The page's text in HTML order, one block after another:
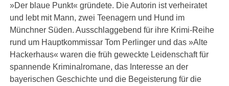
»Der blaue Punkt« gründete. Die Autorin ist verheiratet
und lebt mit Mann, zwei Teenagern und Hund im
Münchner Süden. Ausschlaggebend für ihre Krimi-Reihe
rund um Hauptkommissar Tom Perlinger und das »Alte
Hackerhaus« waren die früh geweckte Leidenschaft für
spannende Kriminalromane, das Interesse an der
bayerischen Geschichte und die Begeisterung für die